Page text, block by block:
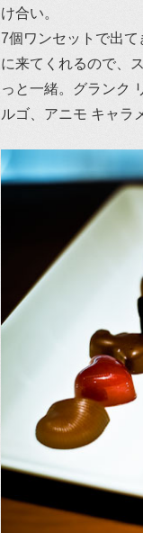
け合い。
7個ワンセットで出
に来てくれるので、
っと一緒。グランク
ルゴ、アニモ キャラ